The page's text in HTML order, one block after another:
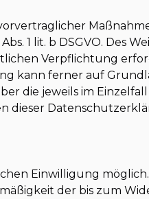
1 lit. b DSGVO. Des
Verpflichtung
kann ferner auf
die jeweils im Einzelfall
dieser
Einwilligung
der bis zum